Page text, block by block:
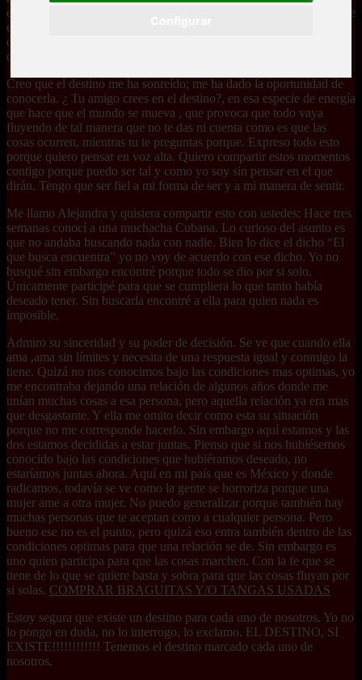
escrito que así iba a suceder. Nosotros mismos tenemos la libertad de
escoger que hacer y como y cuando hacerlo. Los momentos y las
oportunidades se te presentan gracias al destino en eso no cabe
duda.
Creo que el destino me ha sonreído; me ha dado la oportunidad de
conocerla. ¿ Tu amigo crees en el destino?, en esa especie de energía
que hace que el mundo se mueva , que provoca que todo vaya
fluyendo de tal manera que no te das ni cuenta como es que las
cosas ocurren, mientras tu te preguntas porque. Expreso todo esto
porque quiero pensar en voz alta. Quiero compartir estos momentos
contigo porque puedo ser tal y como yo soy sin pensar en el que
dirán. Tengo que ser fiel a mi forma de ser y a mi manera de sentir.
Me llamo Alejandra y quisiera compartir esto con ustedes: Hace tres
semanas conocí a una muchacha Cubana. Lo curioso del asunto es
que no andaba buscando nada con nadie. Bien lo dice el dicho “El
que busca encuentra” yo no voy de acuerdo con ese dicho. Yo no
busqué sin embargo encontré porque todo se dio por si solo.
Únicamente participé para que se cumpliera lo que tanto había
deseado tener. Sin buscarla encontré a ella para quien nada es
imposible.
Admiro su sinceridad y su poder de decisión. Se ve que cuando ella
ama ,ama sin límites y necesita de una respuesta igual y conmigo la
tiene. Quizá no nos conocimos bajo las condiciones mas optimas, yo
me encontraba dejando una relación de algunos años donde me
unían muchas cosas a esa persona, pero aquella relación ya era mas
que desgastante. Y ella me omito decir como esta su situación
porque no me corresponde hacerlo. Sin embargo aquí estamos y las
dos estamos decididas a estar juntas. Pienso que si nos hubiésemos
conocido bajo las condiciones que hubiéramos deseado, no
estaríamos juntas ahora. Aquí en mi país que es México y donde
radicamos, todavía se ve como la gente se horroriza porque una
mujer ame a otra mujer. No puedo generalizar porque también hay
muchas personas que te aceptan como a cualquier persona. Pero
bueno ese no es el punto, pero quizá eso entra también dentro de las
condiciones optimas para que una relación se de. Sin embargo es
uno quien participa para que las cosas marchen. Con la fe que se
tiene de lo que se quiere basta y sobra para que las cosas fluyan por
si solas. COMPRAR BRAGUITAS Y/O TANGAS USADAS
Estoy segura que existe un destino para cada uno de nosotros. Yo no
lo pongo en duda, no lo interrogo, lo exclamo. EL DESTINO, SI
EXISTE!!!!!!!!!!!! Tenemos el destino marcado cada uno de
nosotros.